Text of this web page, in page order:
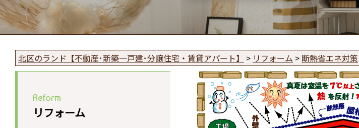
北区のランド【不動産･新築一戸建･分譲住宅・賃貸アパート】 > リフォーム > 断熱省エネ対策
Reform
リフォーム